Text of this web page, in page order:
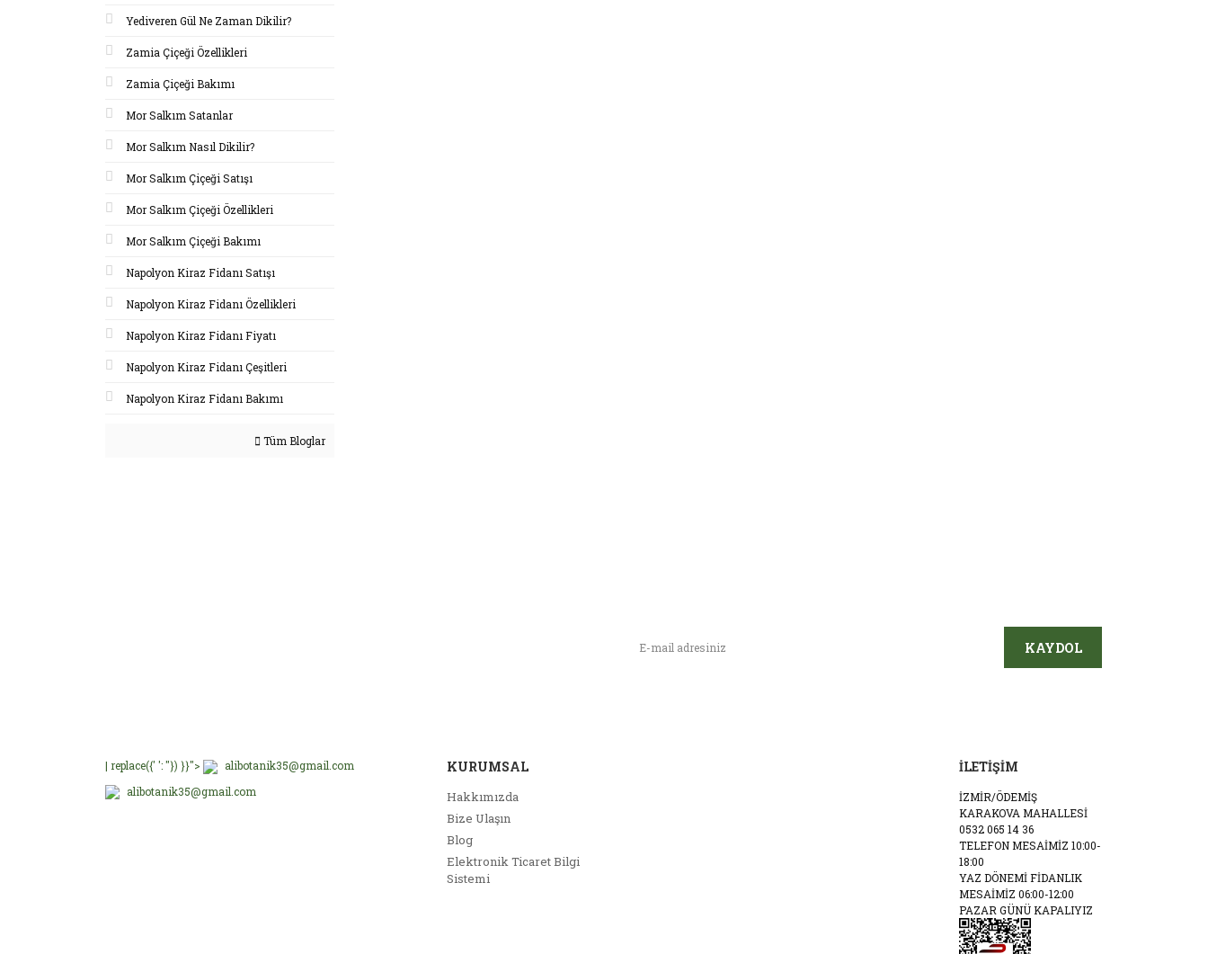
Yediveren Gül Ne Zaman Dikilir?
Zamia Çiçeği Özellikleri
Zamia Çiçeği Bakımı
Mor Salkım Satanlar
Mor Salkım Nasıl Dikilir?
Mor Salkım Çiçeği Satışı
Mor Salkım Çiçeği Özellikleri
Mor Salkım Çiçeği Bakımı
Napolyon Kiraz Fidanı Satışı
Napolyon Kiraz Fidanı Özellikleri
Napolyon Kiraz Fidanı Fiyatı
Napolyon Kiraz Fidanı Çeşitleri
Napolyon Kiraz Fidanı Bakımı
Tüm Bloglar
KAYDOL
| replace({' ': ''}) }}">
alibotanik35@gmail.com
alibotanik35@gmail.com
KURUMSAL
Hakkımızda
Bize Ulaşın
Blog
Elektronik Ticaret Bilgi
Sistemi
İLETİŞİM
İZMİR/ÖDEMİŞ
KARAKOVA MAHALLESİ
0532 065 14 36
TELEFON MESAİMİZ 10:00-
18:00
YAZ DÖNEMİ FİDANLIK
MESAİMİZ 06:00-12:00
PAZAR GÜNÜ KAPALIYIZ